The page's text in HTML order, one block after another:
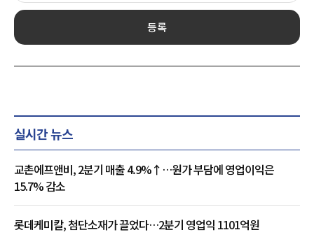
등록
실시간 뉴스
교촌에프앤비, 2분기 매출 4.9%↑…원가 부담에 영업이익은
15.7% 감소
롯데케미칼, 첨단소재가 끌었다…2분기 영업익 1101억원